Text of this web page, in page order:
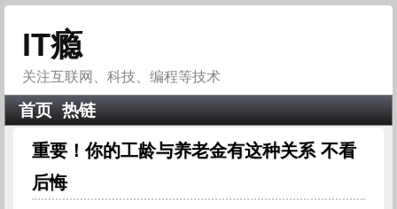
IT瘾
关注互联网、科技、编程等技术
首页 热链
重要！你的工龄与养老金有这种关系 不看
后悔